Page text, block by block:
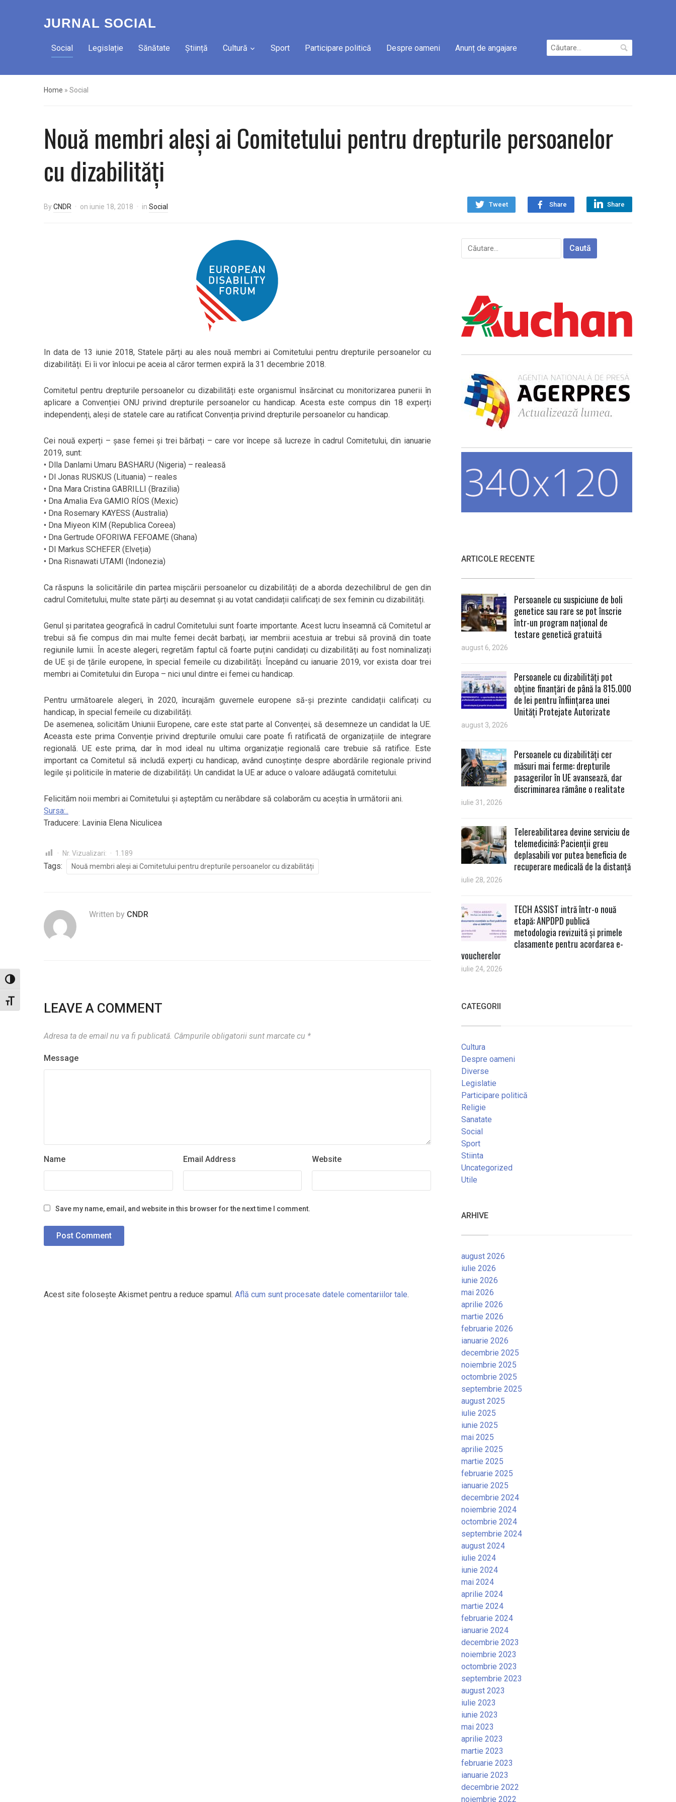
Toggle High Contrast
Toggle Font size
JURNAL SOCIAL
Social Legislație Sănătate Știință Cultură Sport Participare politică Despre oameni Anunț de angajare
Caută
după:
Home » Social
Nouă membri aleși ai Comitetului pentru drepturile persoanelor
cu dizabilități
Tweet Share Share
ByCNDR on iunie 18, 2018 in Social
In data de 13 iunie 2018, Statele părți au ales nouă membri ai Comitetului pentru drepturile persoanelor cu
dizabilități. Ei îi vor înlocui pe aceia al căror termen expiră la 31 decembrie 2018.
Comitetul pentru drepturile persoanelor cu dizabilități este organismul însărcinat cu monitorizarea punerii în
aplicare a Convenției ONU privind drepturile persoanelor cu handicap. Acesta este compus din 18 experți
independenți, aleși de statele care au ratificat Convenția privind drepturile persoanelor cu handicap.
Cei nouă experți – șase femei și trei bărbați – care vor începe să lucreze în cadrul Comitetului, din ianuarie
2019, sunt:
• Dlla Danlami Umaru BASHARU (Nigeria) – realeasă
• Dl Jonas RUSKUS (Lituania) – reales
• Dna Mara Cristina GABRILLI (Brazilia)
• Dna Amalia Eva GAMIO RÍOS (Mexic)
• Dna Rosemary KAYESS (Australia)
• Dna Miyeon KIM (Republica Coreea)
• Dna Gertrude OFORIWA FEFOAME (Ghana)
• Dl Markus SCHEFER (Elveția)
• Dna Risnawati UTAMI (Indonezia)
Ca răspuns la solicitările din partea mișcării persoanelor cu dizabilități de a aborda dezechilibrul de gen din
cadrul Comitetului, multe state părți au desemnat și au votat candidații calificați de sex feminin cu dizabilități.
Genul și paritatea geografică în cadrul Comitetului sunt foarte importante. Acest lucru înseamnă că Comitetul ar
trebui să fie compus din mai multe femei decât barbați, iar membrii acestuia ar trebui să provină din toate
regiunile lumii. În aceste alegeri, regretăm faptul că foarte puțini candidați cu dizabilități au fost nominalizați
de UE și de țările europene, în special femeile cu dizabilități. Începând cu ianuarie 2019, vor exista doar trei
membri ai Comitetului din Europa – nici unul dintre ei femei cu handicap.
Pentru următoarele alegeri, în 2020, încurajăm guvernele europene să-și prezinte candidații calificați cu
handicap, în special femeile cu dizabilități.
De asemenea, solicităm Uniunii Europene, care este stat parte al Convenței, să desemneze un candidat la UE.
Aceasta este prima Convenție privind drepturile omului care poate fi ratificată de organizațiile de integrare
regională. UE este prima, dar în mod ideal nu ultima organizație regională care trebuie să ratifice. Este
important ca Comitetul să includă experți cu handicap, având cunoștințe despre abordările regionale privind
legile și politicile în materie de dizabilități. Un candidat la UE ar aduce o valoare adăugată comitetului.
Felicităm noii membri ai Comitetului și așteptăm cu nerăbdare să colaborăm cu aceștia în următorii ani.
Sursa:..
Traducere: Lavinia Elena Niculicea
Nr. Vizualizari: 1.189
Tags: Nouă membri aleși ai Comitetului pentru drepturile persoanelor cu dizabilități
Written by CNDR
LEAVE A COMMENT
Adresa ta de email nu va fi publicată. Câmpurile obligatorii sunt marcate cu *
Message
Name Email Address Website
Save my name, email, and website in this browser for the next time I comment.
Acest site folosește Akismet pentru a reduce spamul. Află cum sunt procesate datele comentariilor tale.
Caută
după:
ARTICOLE RECENTE
Persoanele cu suspiciune de boli
genetice sau rare se pot înscrie
într-un program național de
testare genetică gratuită
august 6, 2026
Persoanele cu dizabilități pot
obține finanțări de până la 815.000
de lei pentru înființarea unei
Unități Protejate Autorizate
august 3, 2026
Persoanele cu dizabilități cer
măsuri mai ferme: drepturile
pasagerilor în UE avansează, dar
discriminarea rămâne o realitate
iulie 31, 2026
Telereabilitarea devine serviciu de
telemedicină: Pacienții greu
deplasabili vor putea beneficia de
recuperare medicală de la distanță
iulie 28, 2026
TECH ASSIST intră într-o nouă
etapă: ANPDPD publică
metodologia revizuită și primele
clasamente pentru acordarea e-
voucherelor
iulie 24, 2026
CATEGORII
Cultura
Despre oameni
Diverse
Legislatie
Participare politică
Religie
Sanatate
Social
Sport
Stiinta
Uncategorized
Utile
ARHIVE
august 2026
iulie 2026
iunie 2026
mai 2026
aprilie 2026
martie 2026
februarie 2026
ianuarie 2026
decembrie 2025
noiembrie 2025
octombrie 2025
septembrie 2025
august 2025
iulie 2025
iunie 2025
mai 2025
aprilie 2025
martie 2025
februarie 2025
ianuarie 2025
decembrie 2024
noiembrie 2024
octombrie 2024
septembrie 2024
august 2024
iulie 2024
iunie 2024
mai 2024
aprilie 2024
martie 2024
februarie 2024
ianuarie 2024
decembrie 2023
noiembrie 2023
octombrie 2023
septembrie 2023
august 2023
iulie 2023
iunie 2023
mai 2023
aprilie 2023
martie 2023
februarie 2023
ianuarie 2023
decembrie 2022
noiembrie 2022